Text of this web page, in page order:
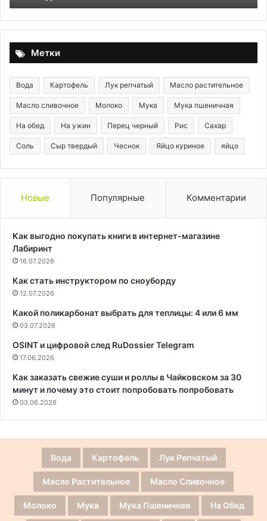
Метки
Вода Картофель Лук репчатый Масло растительное
Масло сливочное Молоко Мука Мука пшеничная
На обед На ужин Перец черный Рис Сахар
Соль Сыр твердый Чеснок Яйцо куриное яйцо
Новые Популярные Комментарии
Как выгодно покупать книги в интернет-магазине
Лабиринт
16.07.2026
Как стать инструктором по сноуборду
12.07.2026
Какой поликарбонат выбрать для теплицы: 4 или 6 мм
03.07.2026
OSINT и цифровой след RuDossier Telegram
17.06.2026
Как заказать свежие суши и роллы в Чайковском за 30
минут и почему это стоит попробовать попробовать
03.06.2026
Вода Картофель Лук Репчатый
Масло Растительное Масло Сливочное
Молоко Мука Мука Пшеничная На Обед